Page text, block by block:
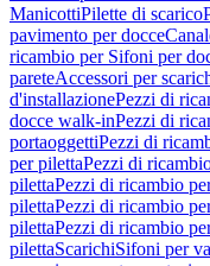
ManicottiPilette di scarico
pavimento per docce
ricambio per Sifoni per
pareteAccessori per
d'installazionePezzi di
docce walk-inPezzi di
portaoggettiPezzi di
per pilettaPezzi di
pilettaPezzi di ricambio
pilettaPezzi di ricambio
pilettaPezzi di ricambio
pilettaScarichiSifoni per